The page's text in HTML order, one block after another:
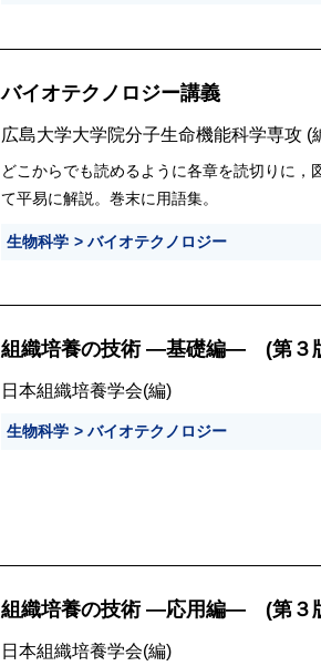
バイオテクノロジー講義
広島大学大学院分子生命機能科学専攻 (
どこからでも読めるように各章を読切りに，
て平易に解説。巻末に用語集。
生物科学 バイオテクノロジー
組織培養の技術 ―基礎編― (第３
日本組織培養学会(編)
生物科学 バイオテクノロジー
組織培養の技術 ―応用編― (第３
日本組織培養学会(編)